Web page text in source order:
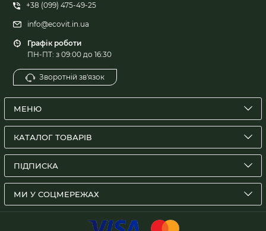
+38 (099) 475-49-25
info@ecovit.in.ua
Графік роботи
ПН-ПТ: з 09:00 до 16:30
Зворотній зв'язок
МЕНЮ
КАТАЛОГ ТОВАРІВ
ПІДПИСКА
МИ У СОЦМЕРЕЖАХ